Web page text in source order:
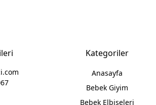
Kategoriler
Anasayfa
Bebek Giyim
Bebek Elbiseleri